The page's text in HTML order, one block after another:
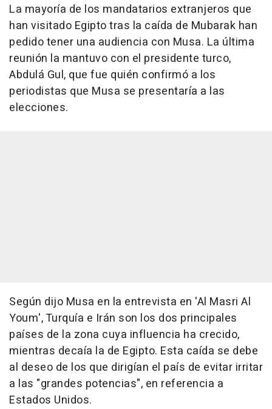
La mayoría de los mandatarios extranjeros que
han visitado Egipto tras la caída de Mubarak han
pedido tener una audiencia con Musa. La última
reunión la mantuvo con el presidente turco,
Abdulá Gul, que fue quién confirmó a los
periodistas que Musa se presentaría a las
elecciones.
Según dijo Musa en la entrevista en 'Al Masri Al
Youm', Turquía e Irán son los dos principales
países de la zona cuya influencia ha crecido,
mientras decaía la de Egipto. Esta caída se debe
al deseo de los que dirigían el país de evitar irritar
a las "grandes potencias", en referencia a
Estados Unidos.